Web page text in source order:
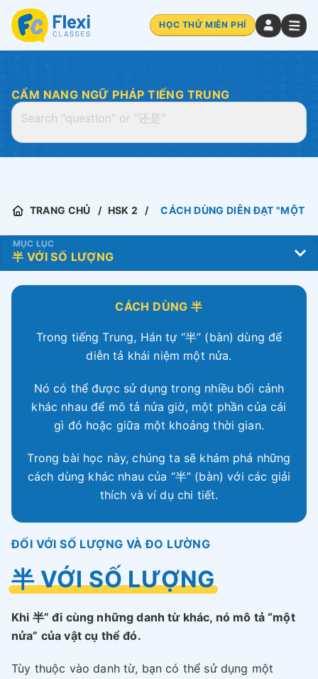
HỌC THỬ MIỄN PHÍ
CẨM NANG NGỮ PHÁP TIẾNG TRUNG
TRANG CHỦ HSK 2 CÁCH DÙNG DIỄN ĐẠT "MỘT
MỤC LỤC
CÁCH DÙNG 半
Trong tiếng Trung, Hán tự “半” (bàn) dùng để
diễn tả khái niệm một nửa.
Nó có thể được sử dụng trong nhiều bối cảnh
khác nhau để mô tả nửa giờ, một phần của cái
gì đó hoặc giữa một khoảng thời gian.
Trong bài học này, chúng ta sẽ khám phá những
cách dùng khác nhau của “半” (bàn) với các giải
thích và ví dụ chi tiết.
ĐỐI VỚI SỐ LƯỢNG VÀ ĐO LƯỜNG
半 VỚI SỐ LƯỢNG
Khi 半” đi cùng những danh từ khác, nó mô tả “một
nửa” của vật cụ thể đó.
Tùy thuộc vào danh từ, bạn có thể sử dụng một